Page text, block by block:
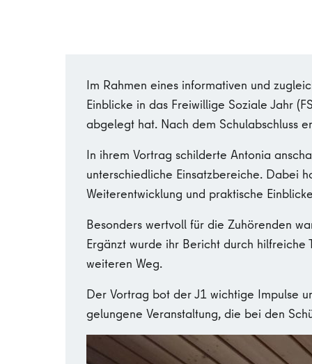
Im Rahmen eines informativen und
Einblicke in das Freiwillige Soziale Jahr
abgelegt hat. Nach dem Schulabschluss
In ihrem Vortrag schilderte Antonia
unterschiedliche Einsatzbereiche. Dabei
Weiterentwicklung und praktische
Besonders wertvoll für die Zuhörenden
Ergänzt wurde ihr Bericht durch hilfreiche
weiteren Weg.
Der Vortrag bot der J1 wichtige Impulse
gelungene Veranstaltung, die bei den